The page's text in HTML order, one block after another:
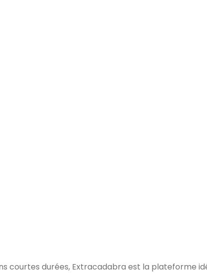
courtes durées, Extracadabra est la plateforme